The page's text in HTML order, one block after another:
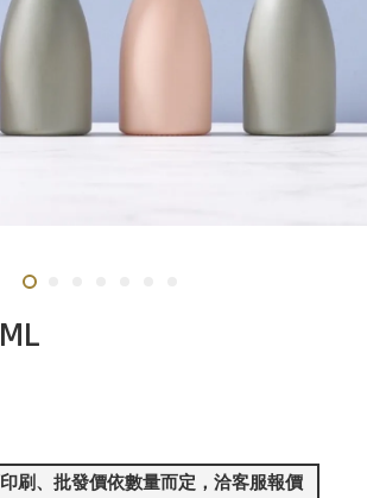
刷、批發價依數量而定，洽客服報價